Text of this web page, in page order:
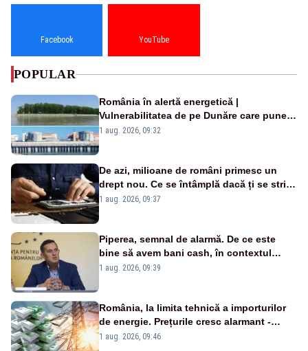
Facebook YouTube
POPULAR
România în alertă energetică |
Vulnerabilitatea de pe Dunăre care pune
în pericol Centrala Cernavodă era
1 aug. 2026, 09:32
De azi, milioane de români primesc un
drept nou. Ce se întâmplă dacă ți se strică
un produs
1 aug. 2026, 09:37
Piperea, semnal de alarmă. De ce este
bine să avem bani cash, în contextul
alertei energetice?
1 aug. 2026, 09:39
România, la limita tehnică a importurilor
de energie. Prețurile cresc alarmant -
Analiză Realitatea Plus
1 aug. 2026, 09:46